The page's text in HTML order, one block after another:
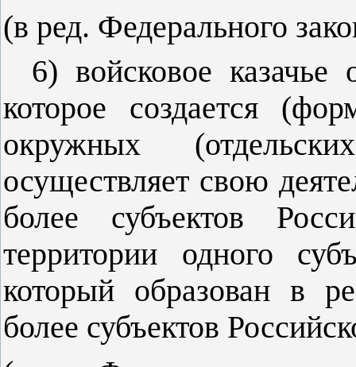
(в ред. Федерального
6) войсковое казачье
которое создается
окружных
осуществляет свою
более субъектов
территории одного
который образован в
более субъектов